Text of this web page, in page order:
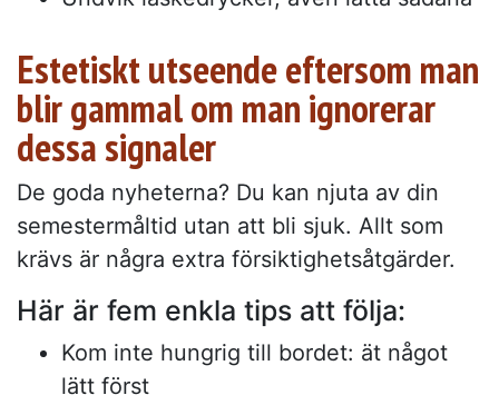
Estetiskt utseende eftersom man
blir gammal om man ignorerar
dessa signaler
De goda nyheterna? Du kan njuta av din
semestermåltid utan att bli sjuk. Allt som
krävs är några extra försiktighetsåtgärder.
Här är fem enkla tips att följa:
Kom inte hungrig till bordet: ät något
lätt först